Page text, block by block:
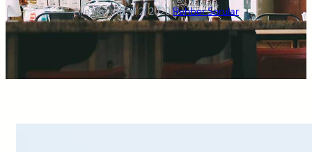
Aile Hayatı·Eyl 2, 2020·Rehber Sorular